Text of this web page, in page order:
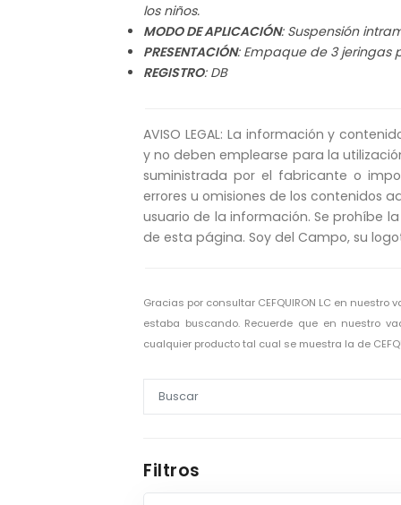
Filtros
los niños.
MODO DE APLICACIÓN: Suspensión
PRESENTACIÓN: Empaque de 3 jeringas
REGISTRO: DB
AVISO LEGAL: La información y
y no deben emplearse para la
suministrada por el fabricante o
errores u omisiones de los contenidos
usuario de la información. Se prohíbe
de esta página. Soy del Campo, su
Gracias por consultar CEFQUIRON LC en nuestro
estaba buscando. Recuerde que en nuestro
cualquier producto tal cual se muestra la de